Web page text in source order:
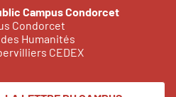
Campus Condorcet
Condorcet
Humanités
CEDEX